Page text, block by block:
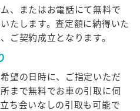
、またはお電話にて無料で
たします。査定額に納得いた
ご契約成立となります。
望の日時に、ご指定いただ
まで無料でお車の引取に伺
ち会いなしの引取も可能で